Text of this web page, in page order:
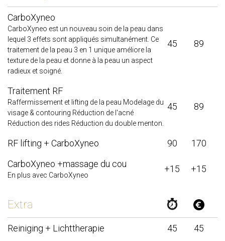
CarboXyneo
CarboXyneo est un nouveau soin de la peau dans
lequel 3 effets sont appliqués simultanément. Ce
traitement de la peau 3 en 1 unique améliore la
texture de la peau et donne à la peau un aspect
radieux et soigné.
45 89
Traitement RF
Raffermissement et lifting de la peau Modelage du
visage & contouring Réduction de l'acné
Réduction des rides Réduction du double menton.
45 89
RF lifting + CarboXyneo 90
170
CarboXyneo +massage du cou
En plus avec CarboXyneo
+15 +15
Extra
Reiniging + Lichttherapie 45 45